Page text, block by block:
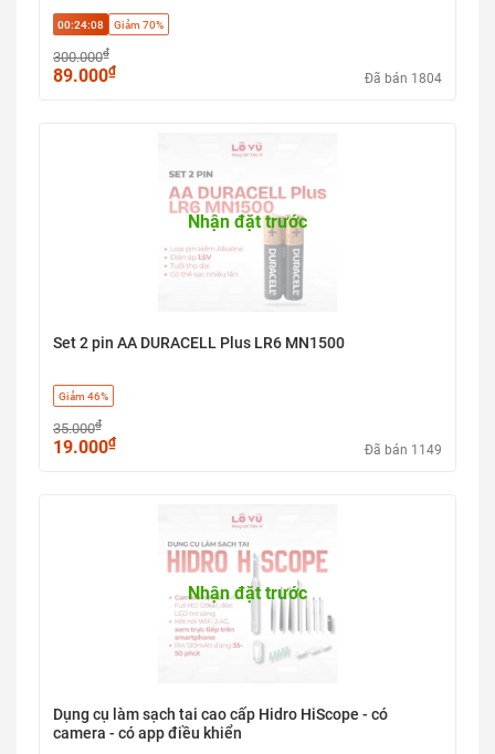
00:24:07 Giảm 70%
300.000₫
89.000₫ Đã bán 1804
Nhận đặt trước
Set 2 pin AA DURACELL Plus LR6 MN1500
Giảm 46%
35.000₫
19.000₫ Đã bán 1149
Nhận đặt trước
Dụng cụ làm sạch tai cao cấp Hidro HiScope - có
camera - có app điều khiển